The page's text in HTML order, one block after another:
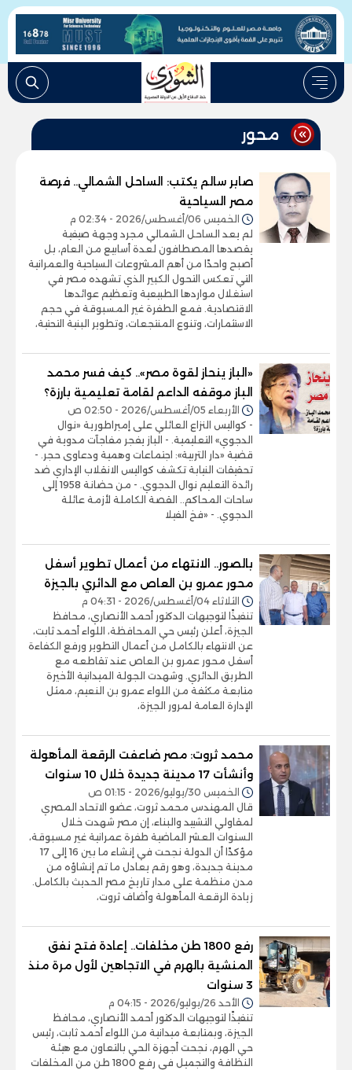
محور
صابر سالم يكتب: الساحل الشمالي.. فرصة
مصر السياحية
الخميس 06/أغسطس/2026 - 02:34 م
لم يعد الساحل الشمالي مجرد وجهة صيفية
يقصدها المصطافون لعدة أسابيع من العام، بل
أصبح واحدًا من أهم المشروعات السياحية والعمرانية
التي تعكس التحول الكبير الذي تشهده مصر في
استغلال مواردها الطبيعية وتعظيم عوائدها
الاقتصادية. فمع الطفرة غير المسبوقة في حجم
الاستثمارات، وتنوع المنتجعات، وتطوير البنية التحتية،
«الباز ينحاز لقوة مصر».. كيف فسر محمد
الباز موقفه الداعم لقامة تعليمية بارزة؟
الأربعاء 05/أغسطس/2026 - 02:50 ص
- كواليس النزاع العائلي على إمبراطورية «نوال
الدجوي» التعليمية. - الباز يفجر مفاجآت مدوية في
قضية «دار التربية»: اجتماعات وهمية ودعاوى حجر. -
تحقيقات النيابة تكشف كواليس الانقلاب الإداري ضد
رائدة التعليم نوال الدجوي. - من حضانة 1958 إلى
ساحات المحاكم.. القصة الكاملة لأزمة عائلة
الدجوي. - «فخ الفيلا
بالصور.. الانتهاء من أعمال تطوير أسفل
محور عمرو بن العاص مع الدائري بالجيزة
الثلاثاء 04/أغسطس/2026 - 04:31 م
تنفيذًا لتوجيهات الدكتور أحمد الأنصاري، محافظ
الجيزة، أعلن رئيس حي المحافظة، اللواء أحمد ثابت،
عن الانتهاء بالكامل من أعمال التطوير ورفع الكفاءة
أسفل محور عمرو بن العاص عند تقاطعه مع
الطريق الدائري. وشهدت الجولة الميدانية الأخيرة
متابعة مكثفة من اللواء عمرو بن النعيم، ممثل
الإدارة العامة لمرور الجيزة،
محمد ثروت: مصر ضاعفت الرقعة المأهولة
وأنشأت 17 مدينة جديدة خلال 10 سنوات
الخميس 30/يوليو/2026 - 01:15 ص
قال المهندس محمد ثروت، عضو الاتحاد المصري
لمقاولي التشييد والبناء، إن مصر شهدت خلال
السنوات العشر الماضية طفرة عمرانية غير مسبوقة،
مؤكدًا أن الدولة نجحت في إنشاء ما بين 16 إلى 17
مدينة جديدة، وهو رقم يعادل ما تم إنشاؤه من
مدن منظمة على مدار تاريخ مصر الحديث بالكامل.
زيادة الرقعة المأهولة وأضاف ثروت،
رفع 1800 طن مخلفات.. إعادة فتح نفق
المنشية بالهرم في الاتجاهين لأول مرة منذ
3 سنوات
الأحد 26/يوليو/2026 - 04:15 م
تنفيذًا لتوجيهات الدكتور أحمد الأنصاري، محافظ
الجيزة، وبمتابعة ميدانية من اللواء أحمد ثابت، رئيس
حي الهرم، نجحت أجهزة الحي بالتعاون مع هيئة
النظافة والتجميل في رفع 1800 طن من المخلفات